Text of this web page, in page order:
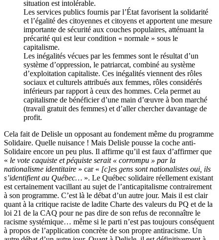
situation est intolérable.
Les services publics fournis par l’État favorisent la solidarité
et l’égalité des citoyennes et citoyens et apportent une mesure
importante de sécurité aux couches populaires, atténuant la
précarité qui est leur condition « normale » sous le
capitalisme.
Les inégalités vécues par les femmes sont le résultat d’un
système d’oppression, le patriarcat, combiné au système
d’exploitation capitaliste. Ces inégalités viennent des rôles
sociaux et culturels attribués aux femmes, rôles considérés
inférieurs par rapport à ceux des hommes. Cela permet au
capitalisme de bénéficier d’une main d’œuvre à bon marché
(travail gratuit des femmes) et d’aller chercher davantage de
profit.
Cela fait de Delisle un opposant au fondement même du programme
Solidaire. Quelle nuisance ! Mais Delisle pousse la coche anti-
Solidaire encore un peu plus. Il affirme qu’il est faux d’affirmer que
« le vote caquiste et péquiste serait « corrompu » par la
nationalisme identitaire » car « [c]es gens sont nationalistes oui, ils
s’identifient au Québec… ». Le Québec solidaire réellement existant
est certainement vacillant au sujet de l’anticapitalisme contrairement
à son programme. C’est là le débat d’un autre jour. Mais il est clair
quant à la critique raciste de ladite Charte des valeurs du PQ et de la
loi 21 de la CAQ pour ne pas dire de son refus de reconnaître le
racisme systémique… même si le parti n’est pas toujours conséquent
à propos de l’application concrète de son propre antiracisme. Un